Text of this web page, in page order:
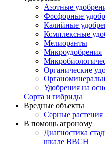
Азотные
Фосфорные
Калийные
Комплексные
Мелиоранты
Микроудобрения
Органические
Удобрения на
Сорта и гибриды
Вредные объекты
Сорные растения
В помощь агроному
Диагностика
шкале ВВСН